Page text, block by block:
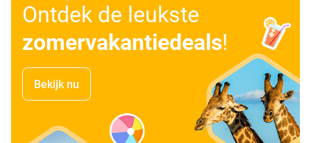
Ontdek de leukste
zomervakantiedeals!
Bekijk nu